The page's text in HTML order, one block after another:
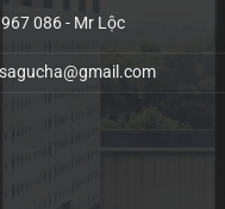
086 - Mr Lộc